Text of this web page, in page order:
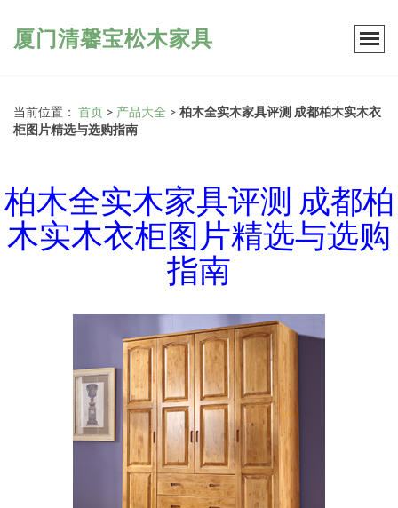
厦门清馨宝松木家具
当前位置： 首页 > 产品大全 > 柏木全实木家具评测 成都柏木实木衣
柜图片精选与选购指南
柏木全实木家具评测 成都柏
木实木衣柜图片精选与选购
指南